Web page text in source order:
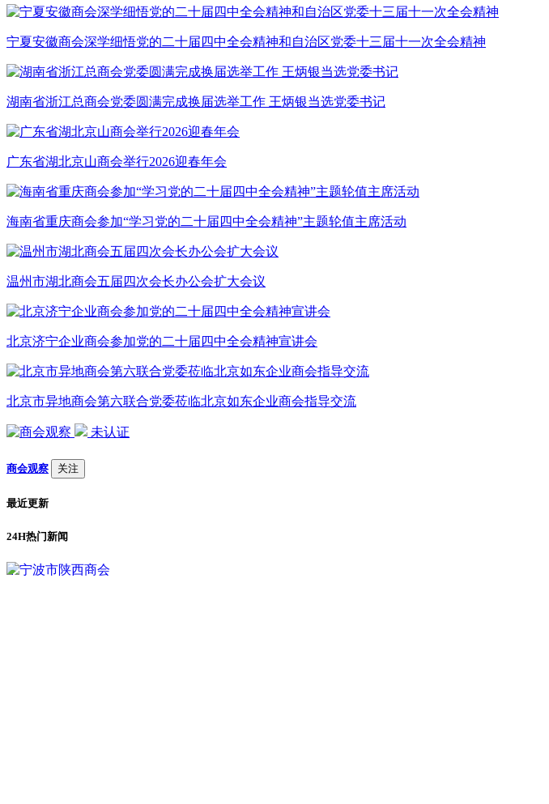
宁夏安徽商会深学细悟党的二十届四中全会精神和自治区党委十三届十一次全会精神
湖南省浙江总商会党委圆满完成换届选举工作 王炳银当选党委书记
广东省湖北京山商会举行2026迎春年会
海南省重庆商会参加“学习党的二十届四中全会精神”主题轮值主席活动
温州市湖北商会五届四次会长办公会扩大会议
北京济宁企业商会参加党的二十届四中全会精神宣讲会
北京市异地商会第六联合党委莅临北京如东企业商会指导交流
未认证
商会观察 关注
最近更新
24H热门新闻
1